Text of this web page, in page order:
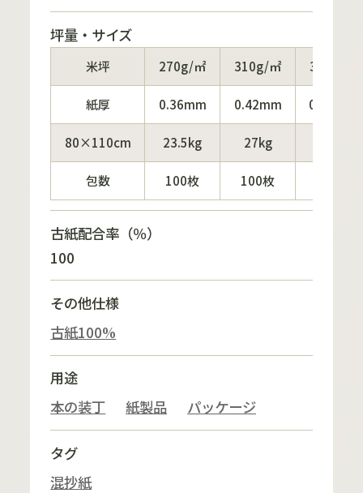
坪量・サイズ
米坪 270g/㎡ 310g/㎡ 350g/㎡
紙厚 0.36mm 0.42mm 0.47mm
80×110cm 23.5kg 27kg
包数 100枚 100枚
古紙配合率（％）
100
その他仕様
古紙100%
用途
本の装丁
紙製品 パッケージ
タグ
混抄紙